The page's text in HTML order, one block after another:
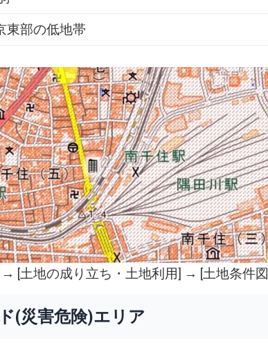
東部の低地帯
→ [土地の成り立ち・土地利用] → [土地条件
(災害危険)エリア